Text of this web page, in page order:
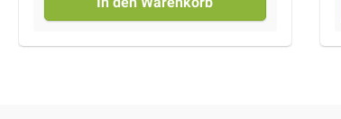
Verschmutzungen auf PVC- und
stark verschmutzte Oberflächen